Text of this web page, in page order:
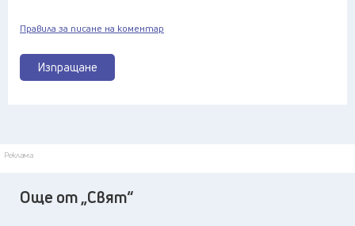
Изпращане
Правила за писане на коментар
Реклама
Още от „Свят“